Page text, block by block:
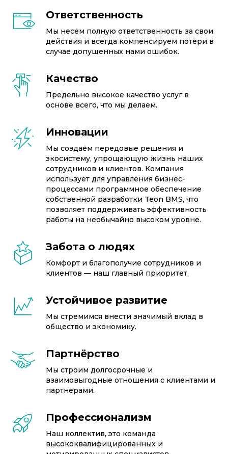
Ответственность
Мы несём полную ответственность за свои
действия и всегда компенсируем потери в
случае допущенных нами ошибок.
Качество
Предельно высокое качество услуг в
основе всего, что мы делаем.
Инновации
Мы создаём передовые решения и
экосистему, упрощающую жизнь наших
сотрудников и клиентов. Компания
использует для управления бизнес-
процессами программное обеспечение
собственной разработки Teon BMS, что
позволяет поддерживать эффективность
работы на необычайно высоком уровне.
Забота о людях
Комфорт и благополучие сотрудников и
клиентов — наш главный приоритет.
Устойчивое развитие
Мы стремимся внести значимый вклад в
общество и экономику.
Партнёрство
Мы строим долгосрочные и
взаимовыгодные отношения с клиентами и
партнёрами.
Профессионализм
Наш коллектив, это команда
высококвалифицированных и